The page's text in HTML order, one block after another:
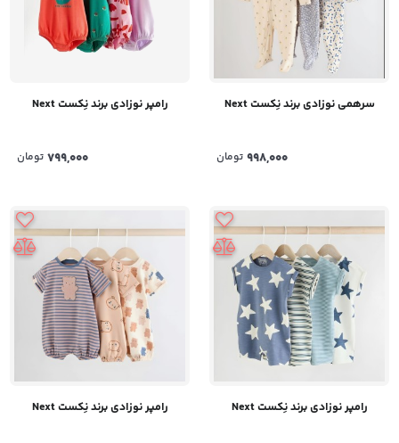
سرهمی نوزادی برند نِکست Next
998,000 تومان
رامپر نوزادی برند نِکست Next
799,000 تومان
رامپر نوزادی برند نِکست Next رامپر نوزادی برند نِکست Next